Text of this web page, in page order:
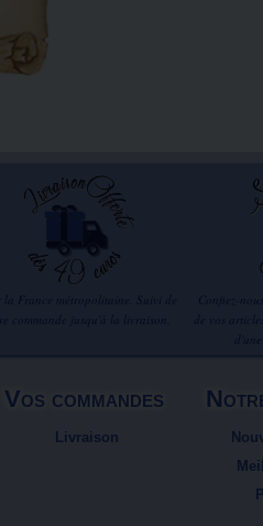
Vos commandes
Livraison